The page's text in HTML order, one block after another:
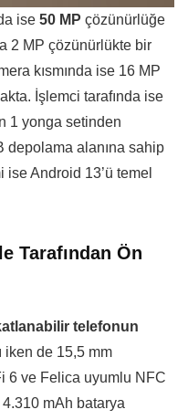
ise 50 MP çözünürlüğe
2 MP çözünürlükte bir
kısmında ise 16 MP
İşlemci tarafında ise
1 yonga setinden
depolama alanına sahip
Android 13’ü temel
Tarafından Ön
telefonun
iken de 15,5 mm
6 ve Felica uyumlu NFC
mAh batarya